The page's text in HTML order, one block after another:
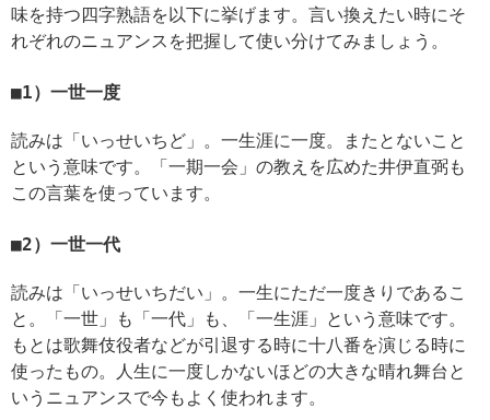
味を持つ四字熟語を以下に挙げます。言い換えたい時にそ
れぞれのニュアンスを把握して使い分けてみましょう。
1）一世一度
読みは「いっせいちど」。一生涯に一度。またとないこと
という意味です。「一期一会」の教えを広めた井伊直弼も
この言葉を使っています。
2）一世一代
読みは「いっせいちだい」。一生にただ一度きりであるこ
と。「一世」も「一代」も、「一生涯」という意味です。
もとは歌舞伎役者などが引退する時に十八番を演じる時に
使ったもの。人生に一度しかないほどの大きな晴れ舞台と
いうニュアンスで今もよく使われます。